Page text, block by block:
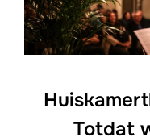
Totdat